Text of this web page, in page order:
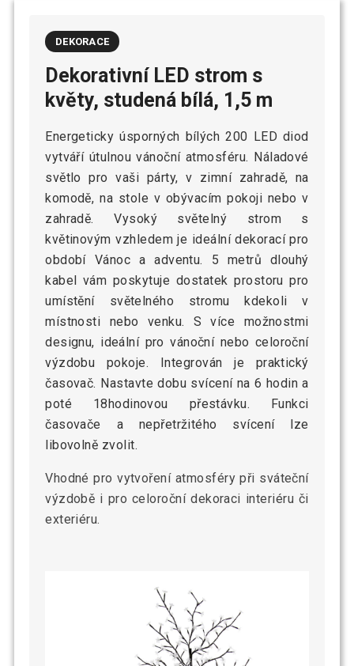
DEKORACE
Dekorativní LED strom s
květy, studená bílá, 1,5 m
Energeticky úsporných bílých 200 LED diod
vytváří útulnou vánoční atmosféru. Náladové
světlo pro vaši párty, v zimní zahradě, na
komodě, na stole v obývacím pokoji nebo v
zahradě. Vysoký světelný strom s
květinovým vzhledem je ideální dekorací pro
období Vánoc a adventu. 5 metrů dlouhý
kabel vám poskytuje dostatek prostoru pro
umístění světelného stromu kdekoli v
místnosti nebo venku. S více možnostmi
designu, ideální pro vánoční nebo celoroční
výzdobu pokoje. Integrován je praktický
časovač. Nastavte dobu svícení na 6 hodin a
poté 18hodinovou přestávku. Funkci
časovače a nepřetržitého svícení lze
libovolně zvolit.
Vhodné pro vytvoření atmosféry při sváteční
výzdobě i pro celoroční dekoraci interiéru či
exteriéru.